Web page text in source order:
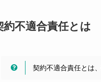
約不適合責任とは
契約不適合責任とは